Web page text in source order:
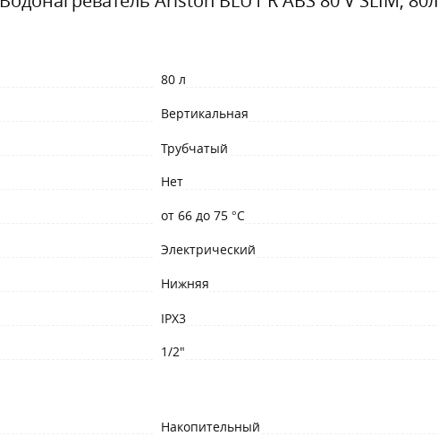
80 л
Вертикальная
Трубчатый
Нет
от 66 до 75 °С
Электрический
Нижняя
IPX3
1/2"
Накопительный